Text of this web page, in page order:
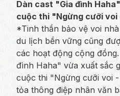
Dàn cast "Gia đình
cuộc thi "Ngừng cưỡi
*Tinh thần bảo vệ voi
du lịch bền vững cũng
các hoạt động cộng
đình Haha" vừa xuất sắc
cuộc thi "Ngừng cưỡi voi
tỏa thông điệp nhân văn